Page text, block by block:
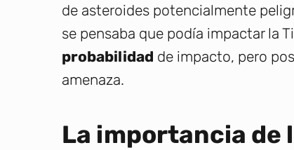
de asteroides potencialmente
se pensaba que podía impactar la
probabilidad de impacto, pero
amenaza.
La importancia de